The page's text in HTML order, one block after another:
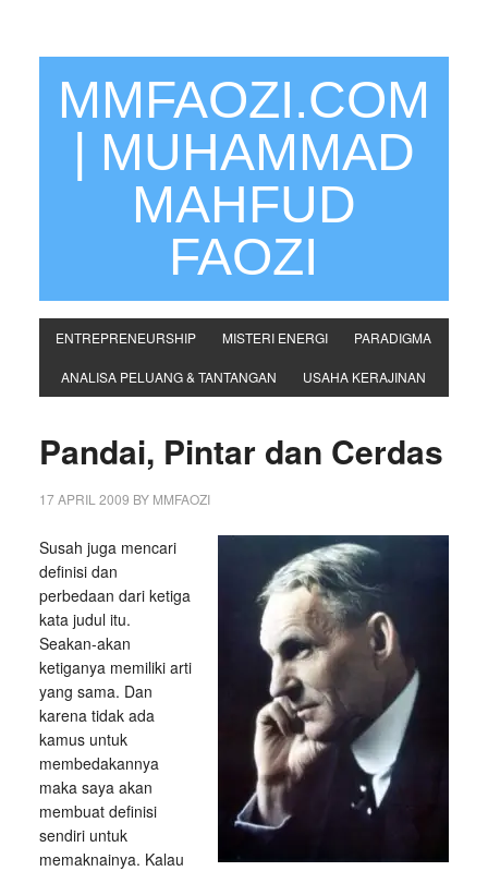
MMFAOZI.COM
| MUHAMMAD
MAHFUD
FAOZI
ENTREPRENEURSHIP MISTERI ENERGI PARADIGMA
ANALISA PELUANG & TANTANGAN USAHA KERAJINAN
Pandai, Pintar dan Cerdas
17 APRIL 2009 BY MMFAOZI
Susah juga mencari
definisi dan
perbedaan dari ketiga
kata judul itu.
Seakan-akan
ketiganya memiliki arti
yang sama. Dan
karena tidak ada
kamus untuk
membedakannya
maka saya akan
membuat definisi
sendiri untuk
memaknainya. Kalau